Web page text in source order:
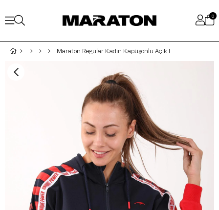
0
Maraton Regular Kadın Kapüşonlu Açık Lacivert Tracktop